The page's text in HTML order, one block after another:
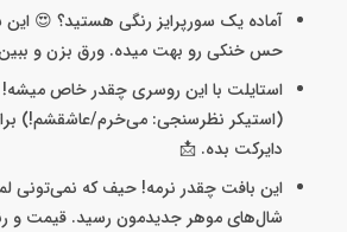
آماده یک سورپرایز رنگی هستید؟ 😍
حس خنکی رو بهت میده. ورق بزن و
استایلت با این روسری چقدر خاص
(استیکر نظرسنجی: می‌خرم/عاشقشم!)
دایرکت بده. 📩
این بافت چقدر نرمه! حیف که
شال‌های موهر جدیدمون رسید. قیمت و